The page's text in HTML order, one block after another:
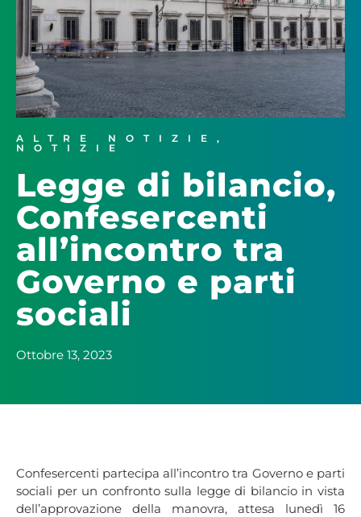
ALTRE NOTIZIE ,
NOTIZIE
Legge di bilancio,
Confesercenti
all’incontro tra
Governo e parti
sociali
Ottobre 13, 2023
Confesercenti partecipa all’incontro tra Governo e parti
sociali per un confronto sulla legge di bilancio in vista
dell’approvazione della manovra, attesa lunedì 16